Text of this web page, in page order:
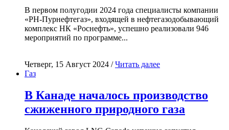
В первом полугодии 2024 года специалисты компании
«РН-Пурнефтегаз», входящей в нефтегазодобывающий
комплекс НК «Роснефть», успешно реализовали 946
мероприятий по программе...
Четверг, 15 Август 2024 /Читать далее
Газ
В Канаде началось производство
сжиженного природного газа